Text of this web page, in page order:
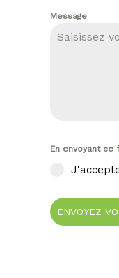
Message
En envoyant
ENVOYEZ